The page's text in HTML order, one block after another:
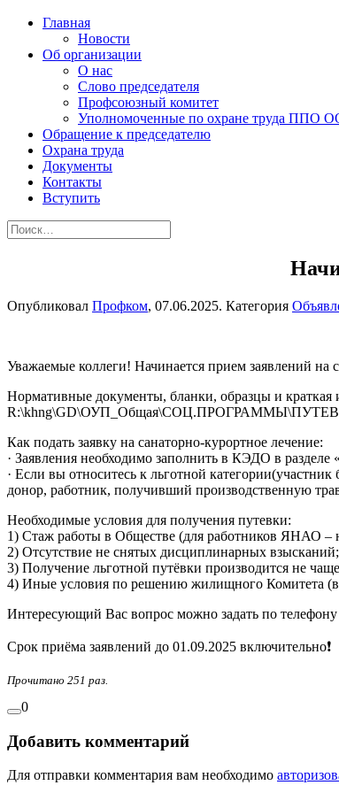
Главная
Новости
Об организации
О нас
Слово председателя
Профсоюзный комитет
Уполномоченные по охране труда ППО
Обращение к председателю
Охрана труда
Документы
Контакты
Вступить
Опубликовал Профком, 07.06.2025. Категория
Уважаемые коллеги! Начинается прием заявлений на
Нормативные документы, бланки, образцы и краткая
Как подать заявку на санаторно-курортное лечение:
· Заявления необходимо заполнить в КЭДО в
· Если вы относитесь к льготной
донор, работник, получивший производственную
Необходимые условия для получения путевки:
1) Стаж работы в Обществе (для работников ЯНАО –
2) Отсутствие не снятых дисциплинарных взысканий;
3) Получение льготной путёвки производится не
4) Иные условия по решению жилищного Комитета (в
Интересующий Вас вопрос можно задать по
Срок приёма заявлений до 01.09.2025 включительно❗️
Прочитано 251 раз.
0
Добавить комментарий
Для отправки комментария вам необходимо